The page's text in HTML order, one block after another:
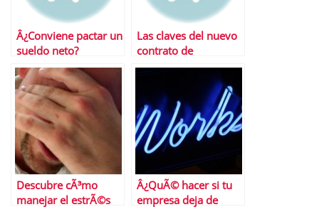
Â¿Conviene pactar un
sueldo neto?
Las claves del nuevo
contrato de
formaciÃ³n
Descubre cÃ³mo
manejar el estrÃ©s
Â¿QuÃ© hacer si tu
empresa deja de